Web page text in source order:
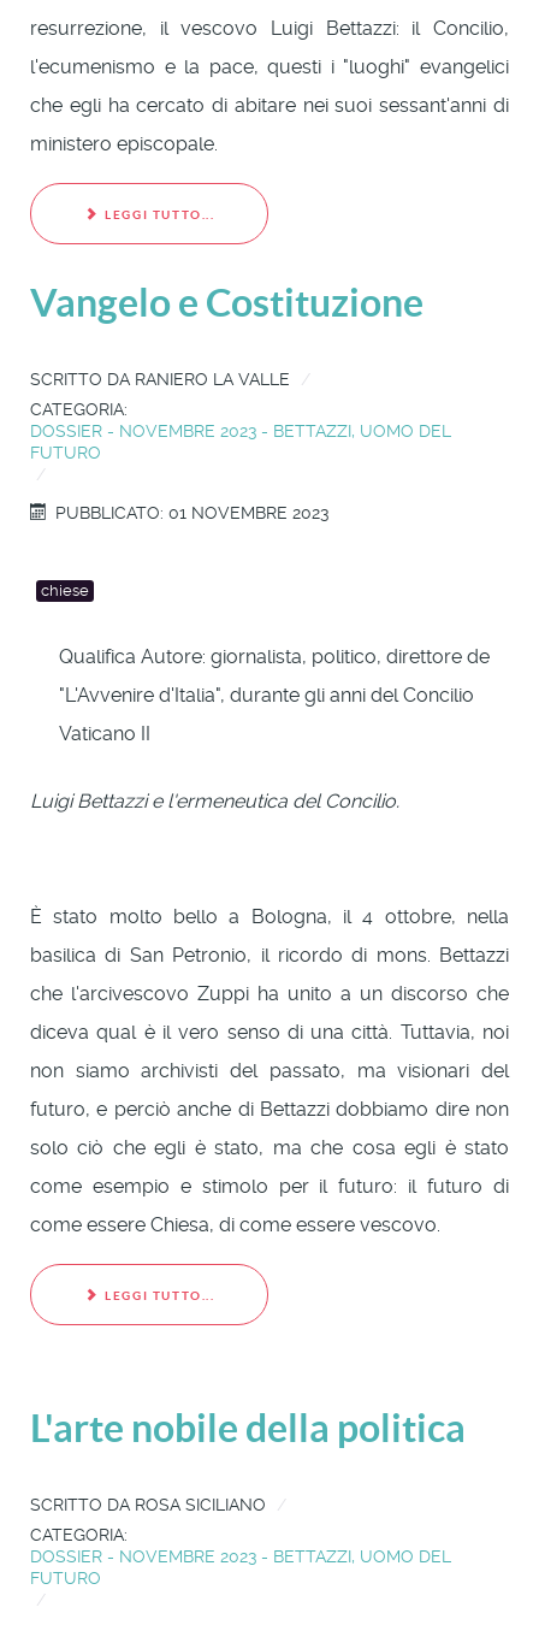
resurrezione, il vescovo Luigi Bettazzi: il Concilio,
l'ecumenismo e la pace, questi i "luoghi" evangelici
che egli ha cercato di abitare nei suoi sessant'anni di
ministero episcopale.
LEGGI TUTTO...
Vangelo e Costituzione
SCRITTO DA RANIERO LA VALLE
CATEGORIA:
DOSSIER - NOVEMBRE 2023 - BETTAZZI, UOMO DEL
FUTURO
PUBBLICATO: 01 NOVEMBRE 2023
chiese
Qualifica Autore: giornalista, politico, direttore de
"L'Avvenire d'Italia", durante gli anni del Concilio
Vaticano II
Luigi Bettazzi e l'ermeneutica del Concilio.
È stato molto bello a Bologna, il 4 ottobre, nella
basilica di San Petronio, il ricordo di mons. Bettazzi
che l'arcivescovo Zuppi ha unito a un discorso che
diceva qual è il vero senso di una città. Tuttavia, noi
non siamo archivisti del passato, ma visionari del
futuro, e perciò anche di Bettazzi dobbiamo dire non
solo ciò che egli è stato, ma che cosa egli è stato
come esempio e stimolo per il futuro: il futuro di
come essere Chiesa, di come essere vescovo.
LEGGI TUTTO...
L'arte nobile della politica
SCRITTO DA ROSA SICILIANO
CATEGORIA:
DOSSIER - NOVEMBRE 2023 - BETTAZZI, UOMO DEL
FUTURO